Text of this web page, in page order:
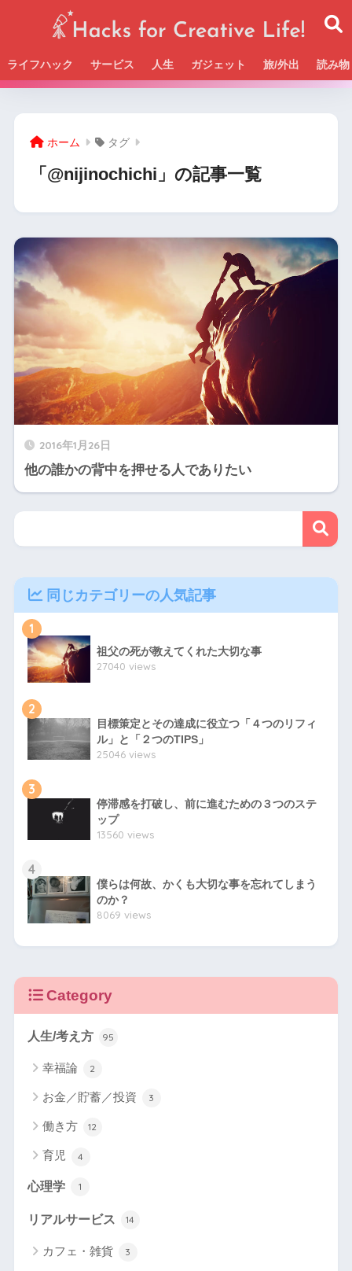
ライフハック サービス 人生 ガジェット 旅/外出 読み物
Beckの活動＆SNSまとめはこちら
ホーム タグ
「@nijinochichi」の記事一覧
2016年1月26日
他の誰かの背中を押せる人でありたい
同じカテゴリーの人気記事
1
祖父の死が教えてくれた大切な事
27040 views
2
目標策定とその達成に役立つ「４つのリフィ
ル」と「２つのTIPS」
25046 views
3
停滞感を打破し、前に進むための３つのステ
ップ
13560 views
4
僕らは何故、かくも大切な事を忘れてしまう
のか？
8069 views
Category
人生/考え方 95
幸福論 2
お金／貯蓄／投資 3
働き方 12
育児 4
心理学 1
リアルサービス 14
カフェ・雑貨 3